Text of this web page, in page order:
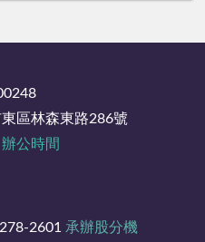
區林森東路286號
辦公時間
2601 承辦股分機